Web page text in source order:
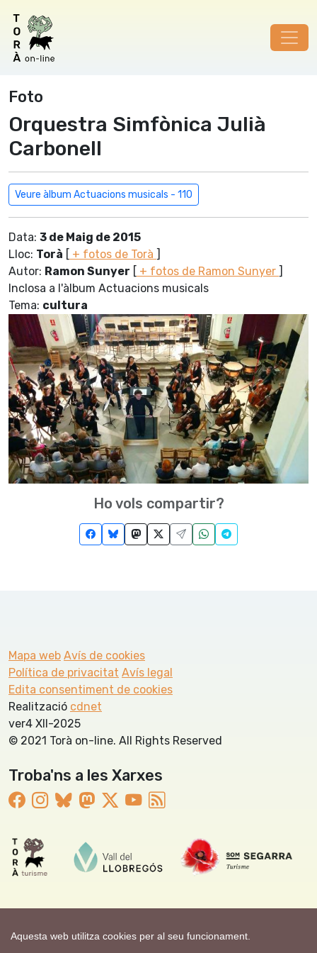
Aquesta web utilitza cookies per al seu funcionament.
Foto
Orquestra Simfònica Julià
Carbonell
Veure àlbum Actuacions musicals - 110
Data: 3 de Maig de 2015
Lloc: Torà [ + fotos de Torà ]
Autor: Ramon Sunyer [ + fotos de Ramon Sunyer ]
Inclosa a l'àlbum Actuacions musicals
Tema: cultura
Ho vols compartir?
Mapa web Avís de cookies
Política de privacitat Avís legal
Edita consentiment de cookies
Realització cdnet
ver4 XII-2025
© 2021 Torà on-line. All Rights Reserved
Troba'ns a les Xarxes